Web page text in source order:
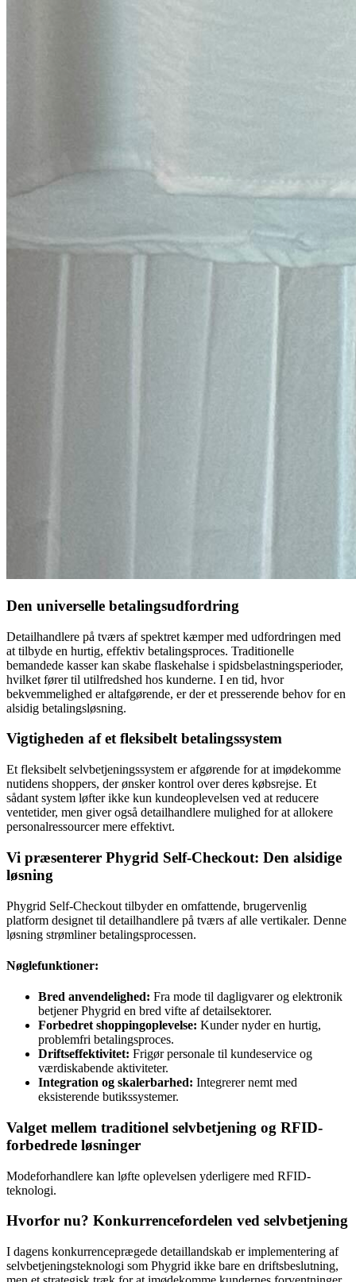
Den universelle betalingsudfordring
Detailhandlere på tværs af spektret kæmper med udfordringen med
at tilbyde en hurtig, effektiv betalingsproces. Traditionelle
bemandede kasser kan skabe flaskehalse i spidsbelastningsperioder,
hvilket fører til utilfredshed hos kunderne. I en tid, hvor
bekvemmelighed er altafgørende, er der et presserende behov for en
alsidig betalingsløsning.
Vigtigheden af et fleksibelt betalingssystem
Et fleksibelt selvbetjeningssystem er afgørende for at imødekomme
nutidens shoppers, der ønsker kontrol over deres købsrejse. Et
sådant system løfter ikke kun kundeoplevelsen ved at reducere
ventetider, men giver også detailhandlere mulighed for at allokere
personalressourcer mere effektivt.
Vi præsenterer Phygrid Self-Checkout: Den alsidige
løsning
Phygrid Self-Checkout tilbyder en omfattende, brugervenlig
platform designet til detailhandlere på tværs af alle vertikaler. Denne
løsning strømliner betalingsprocessen.
Nøglefunktioner:
Bred anvendelighed: Fra mode til dagligvarer og elektronik
betjener Phygrid en bred vifte af detailsektorer.
Forbedret shoppingoplevelse: Kunder nyder en hurtig,
problemfri betalingsproces.
Driftseffektivitet: Frigør personale til kundeservice og
værdiskabende aktiviteter.
Integration og skalerbarhed: Integrerer nemt med
eksisterende butikssystemer.
Valget mellem traditionel selvbetjening og RFID-
forbedrede løsninger
Modeforhandlere kan løfte oplevelsen yderligere med RFID-
teknologi.
Hvorfor nu? Konkurrencefordelen ved selvbetjening
I dagens konkurrenceprægede detaillandskab er implementering af
selvbetjeningsteknologi som Phygrid ikke bare en driftsbeslutning,